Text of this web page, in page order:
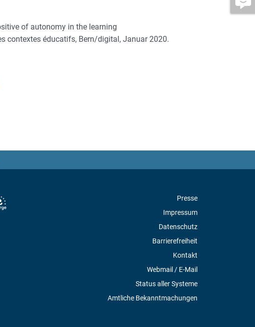
of autonomy in the learning
contextes éducatifs, Bern/digital, Januar 2020.
Presse
Impressum
Datenschutz
Barrierefreiheit
Kontakt
Webmail / E-Mail
Status aller Systeme
Amtliche Bekanntmachungen